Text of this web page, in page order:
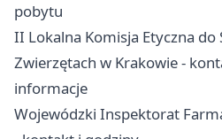
pobytu
II Lokalna Komisja Etyczna do
Zwierzętach w Krakowie -
informacje
Wojewódzki Inspektorat